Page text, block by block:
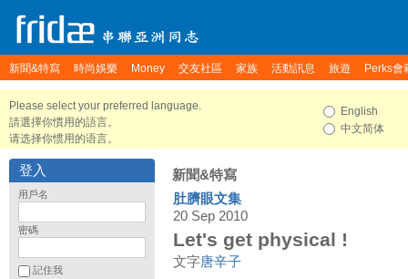
新聞&特寫 時尚娛樂 Money 交友社區 家族 活動訊息 旅遊 Perks會
Please select your preferred language.
請選擇你慣用的語言。
请选择你惯用的语言。
English
中文简体
登入
用戶名
密碼
記住我
新聞&特寫
肚臍眼文集
20 Sep 2010
Let's get physical !
文字唐辛子